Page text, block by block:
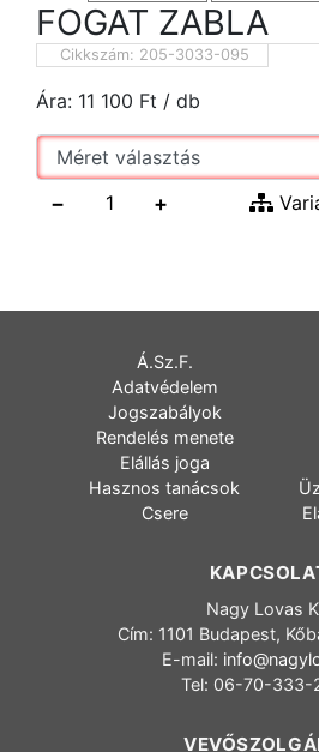
FOGAT ZABLA
Cikkszám: 205-3033-095
Ára: 11 100 Ft / db
− +
Á.Sz.F.
Adatvédelem
Jogszabályok
Rendelés menete
Elállás joga
Hasznos tanácsok
Csere
Nagy Lovas
Cím: 1101 Budapest,
E-mail:
Tel: 06-70-333-